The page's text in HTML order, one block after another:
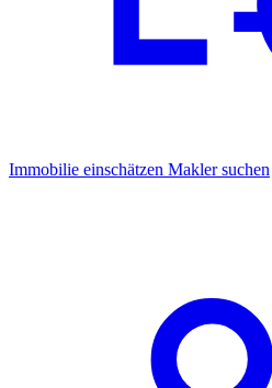
Immobilie einschätzen Makler suchen